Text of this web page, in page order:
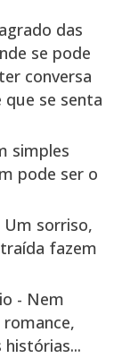
das
se pode
conversa
se senta
simples
pode ser o
sorriso,
fazem
- Nem